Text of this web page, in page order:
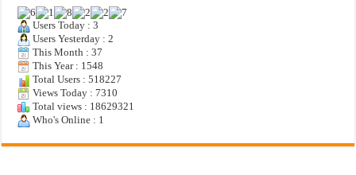
Users Today : 3
Users Yesterday : 2
This Month : 37
This Year : 1548
Total Users : 518227
Views Today : 7310
Total views : 18629321
Who's Online : 1